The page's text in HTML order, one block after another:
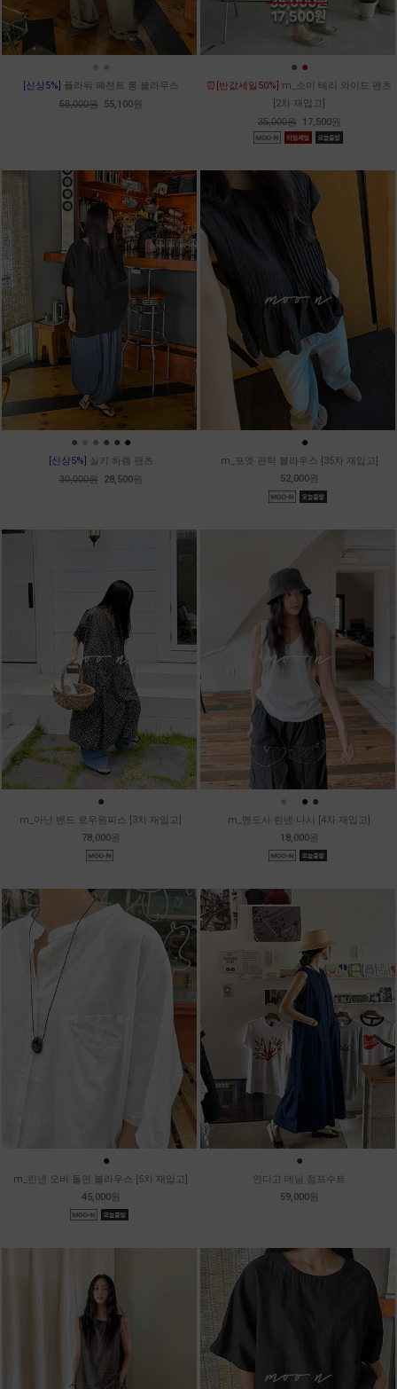
● ●
[신상5%] 플라워 페전트 롱 블라우스
58,000원 55,100원
● ●
⏰[반값세일50%] m_소이 테리 와이드 팬츠
[2차 재입고]
35,000원 17,500원
● ● ● ● ● ●
[신상5%] 실키 하렘 팬츠
30,000원 28,500원
●
m_포엣 핀턱 블라우스 [35차 재입고]
52,000원
●
m_아난 밴드 로우원피스 [3차 재입고]
78,000원
● ● ●
m_멘도사 린넨 나시 [4차 재입고]
18,000원
●
m_린넨 오버 돌먼 블라우스 [5차 재입고]
45,000원
●
인디고 데님 점프수트
59,000원